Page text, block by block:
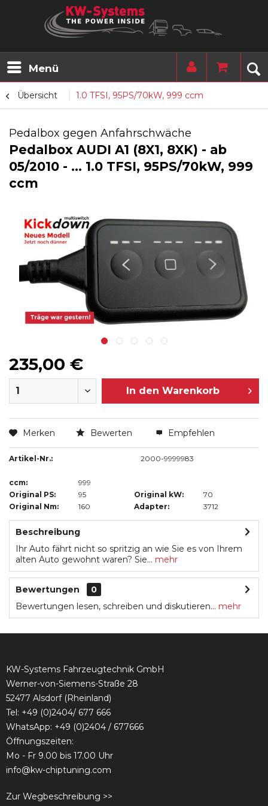
Menü
Übersicht 1.0 TFSI, 95PS/70kW, 999 ccm
Pedalbox gegen Anfahrschwäche
Pedalbox AUDI A1 (8X1, 8XK) - ab
05/2010 - ... 1.0 TFSI, 95PS/70kW, 999
ccm
235,00 €
In den Warenkorb
Merken Bewerten Empfehlen
Artikel-Nr.: 2000-9999983
ccm:
999
Original PS:
95 Original kW:
70
Original Nm:
160 Adapter: 3712
Beschreibung
Ihr Auto fährt nicht so spritzig an wie Sie es von Ihrem
alten Auto gewohnt waren? Sie... mehr
Bewertungen
0
Bewertungen lesen, schreiben und diskutieren... mehr
KW-Systems Fahrzeugtechnik GmbH
Werner-von-Siemens-Straße 28
52477 Alsdorf (Rheinland)
Tel: +49 (0)2404/ 677 666
WhatsApp: +49 (0)2404 / 677666
Öffnungszeiten:
Mo - Fr 9.00 bis 17.00 Uhr
info@kw-chiptuning.com
Zur Wegbeschreibung >>